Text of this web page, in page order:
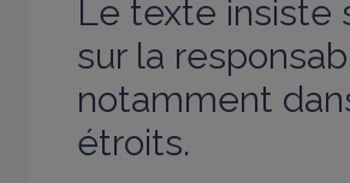
Le texte insiste
sur la
notamment
étroits.